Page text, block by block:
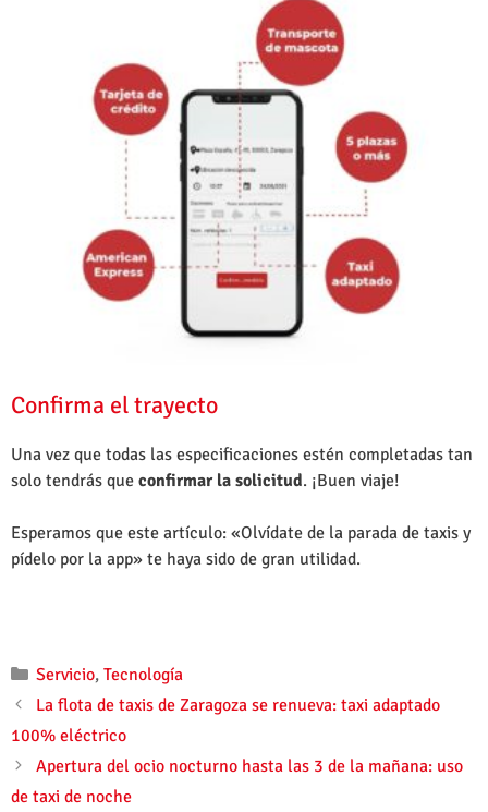
Confirma el trayecto
Una vez que todas las especificaciones estén completadas tan
solo tendrás que confirmar la solicitud. ¡Buen viaje!
Esperamos que este artículo: «Olvídate de la parada de taxis y
pídelo por la app» te haya sido de gran utilidad.
Servicio, Tecnología
La flota de taxis de Zaragoza se renueva: taxi adaptado
100% eléctrico
Apertura del ocio nocturno hasta las 3 de la mañana: uso
de taxi de noche